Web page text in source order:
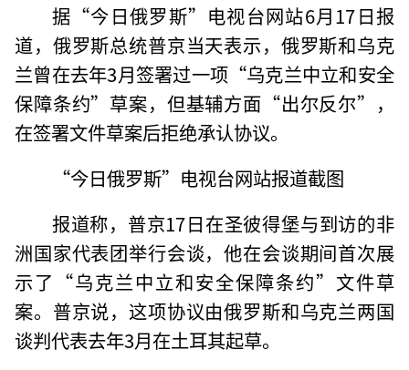
据“今日俄罗斯”电视台网站6月17日报
道，俄罗斯总统普京当天表示，俄罗斯和乌克
兰曾在去年3月签署过一项“乌克兰中立和安全
保障条约”草案，但基辅方面“出尔反尔”，
在签署文件草案后拒绝承认协议。
“今日俄罗斯”电视台网站报道截图
报道称，普京17日在圣彼得堡与到访的非
洲国家代表团举行会谈，他在会谈期间首次展
示了“乌克兰中立和安全保障条约”文件草
案。普京说，这项协议由俄罗斯和乌克兰两国
谈判代表去年3月在土耳其起草。